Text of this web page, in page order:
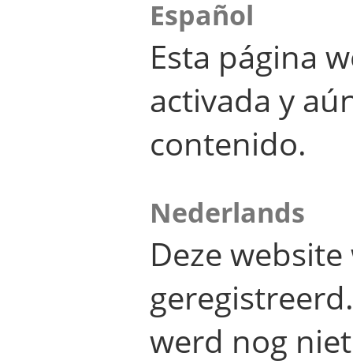
Español
Esta página
activada y
contenido.
Nederlands
Deze
werd nog